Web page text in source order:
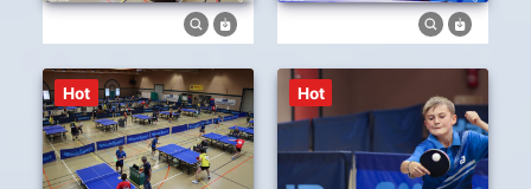
Hot Hot